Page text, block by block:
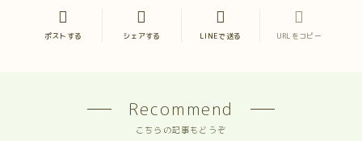
ポストする シェアする LINEで送る URLをコピー
Recommend
こちらの記事もどうぞ